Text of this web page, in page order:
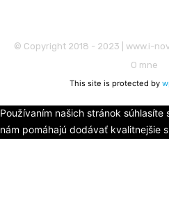
© Copyright 2018 - 2023 | www.i-
O mne
This site is protected by
Používaním našich stránok
nám pomáhajú dodávať kvalitnejšie